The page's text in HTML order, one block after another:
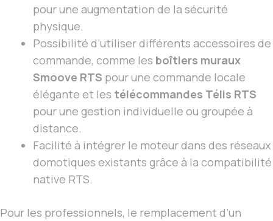
pour une augmentation de la sécurité
physique.
Possibilité d’utiliser différents accessoires de
commande, comme les boîtiers muraux
Smoove RTS pour une commande locale
élégante et les télécommandes Télis RTS
pour une gestion individuelle ou groupée à
distance.
Facilité à intégrer le moteur dans des réseaux
domotiques existants grâce à la compatibilité
native RTS.
Pour les professionnels, le remplacement d’un